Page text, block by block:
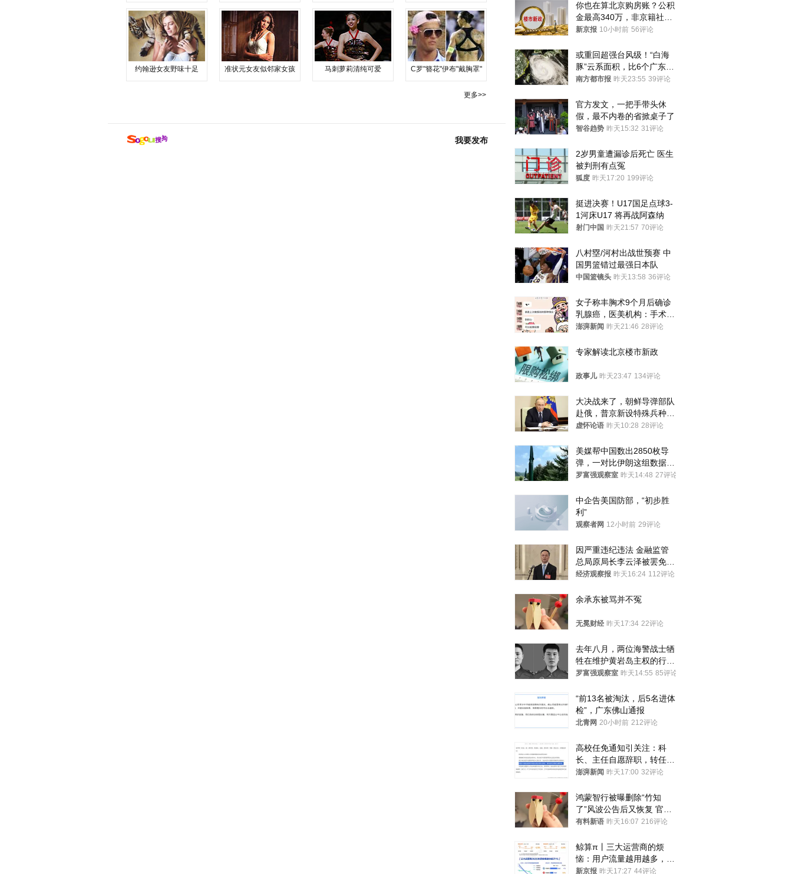
约翰逊女友野味十足 准状元女友似邻家女孩 马刺萝莉清纯可爱 C罗"簪花"伊布"戴胸罩"
更多>>
我要发布
你也在算北京购房账？公积
金最高340万，非京籍社保
1年
新京报 10小时前 56评论
或重回超强台风级！“白海
豚”云系面积，比6个广东还
大！深圳官方：注意这件事
南方都市报 昨天23:55 39评论
官方发文，一把手带头休
假，最不内卷的省掀桌子了
智谷趋势 昨天15:32 31评论
2岁男童遭漏诊后死亡 医生
被判刑有点冤
狐度 昨天17:20 199评论
挺进决赛！U17国足点球3-
1河床U17 将再战阿森纳
射门中国 昨天21:57 70评论
八村塁/河村出战世预赛 中
国男篮错过最强日本队
中国篮镜头 昨天13:58 36评论
女子称丰胸术9个月后确诊
乳腺癌，医美机构：手术不
可能引发癌症，建议走司法
澎湃新闻 昨天21:46 28评论
专家解读北京楼市新政
政事儿 昨天23:47 134评论
大决战来了，朝鲜导弹部队
赴俄，普京新设特殊兵种，
76岁老将扛旗
虚怀论语 昨天10:28 28评论
美媒帮中国数出2850枚导
弹，一对比伊朗这组数据，
发现出大事了
罗富强观察室 昨天14:48 27评论
中企告美国防部，“初步胜
利”
观察者网 12小时前 29评论
因严重违纪违法 金融监管
总局原局长李云泽被罢免全
国人大代表
经济观察报 昨天16:24 112评论
余承东被骂并不冤
无冕财经 昨天17:34 22评论
去年八月，两位海警战士牺
牲在维护黄岩岛主权的行动
中
罗富强观察室 昨天14:55 85评论
“前13名被淘汰，后5名进体
检”，广东佛山通报
北青网 20小时前 212评论
高校任免通知引关注：科
长、主任自愿辞职，转任思
政辅导员
澎湃新闻 昨天17:00 32评论
鸿蒙智行被曝删除“竹知
了”风波公告后又恢复 官媒
曾力挺：劝华为要大度的，
有料新语 昨天16:07 216评论
鲸算π丨三大运营商的烦
恼：用户流量越用越多，收
入却越来越少
新京报 昨天17:27 44评论